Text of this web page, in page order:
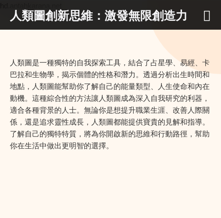
人類圖創新思維：激發無限創造力
人類圖是一種獨特的自我探索工具，結合了占星學、易經、卡
巴拉和生物學，揭示個體的性格和潛力。透過分析出生時間和
地點，人類圖能幫助你了解自己的能量類型、人生使命和內在
動機。這種綜合性的方法讓人類圖成為深入自我研究的利器，
適合各種背景的人士。無論你是想提升職業生涯、改善人際關
係，還是追求靈性成長，人類圖都能提供寶貴的見解和指導。
了解自己的獨特特質，將為你開啟新的思維和行動路徑，幫助
你在生活中做出更明智的選擇。